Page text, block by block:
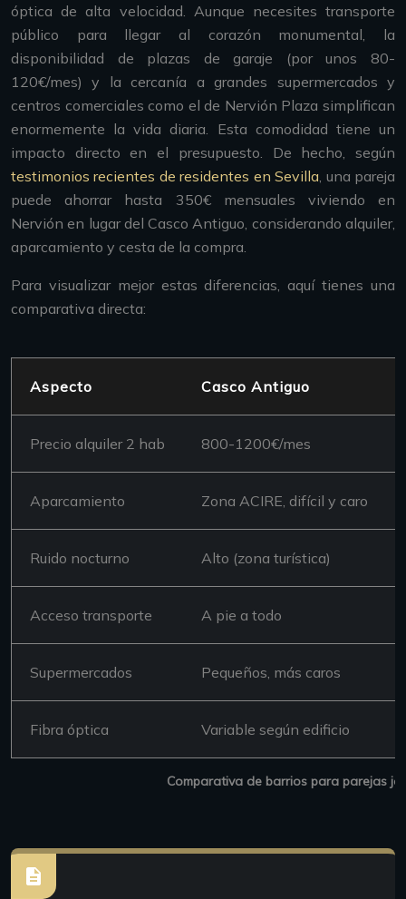
óptica de alta velocidad. Aunque necesites transporte
público para llegar al corazón monumental, la
disponibilidad de plazas de garaje (por unos 80-
120€/mes) y la cercanía a grandes supermercados y
centros comerciales como el de Nervión Plaza simplifican
enormemente la vida diaria. Esta comodidad tiene un
impacto directo en el presupuesto. De hecho, según
testimonios recientes de residentes en Sevilla, una pareja
puede ahorrar hasta 350€ mensuales viviendo en
Nervión en lugar del Casco Antiguo, considerando alquiler,
aparcamiento y cesta de la compra.
Para visualizar mejor estas diferencias, aquí tienes una
comparativa directa:
Comparativa de barrios para parejas
Aspecto Casco Antiguo
Precio alquiler 2 hab 800-1200€/mes
Aparcamiento Zona ACIRE, difícil y caro
Ruido nocturno Alto (zona turística)
Acceso transporte A pie a todo
Supermercados Pequeños, más caros
Fibra óptica Variable según edificio